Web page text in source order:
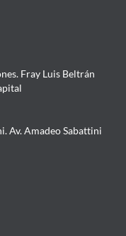
Fray Luis Beltrán
Av. Amadeo Sabattini